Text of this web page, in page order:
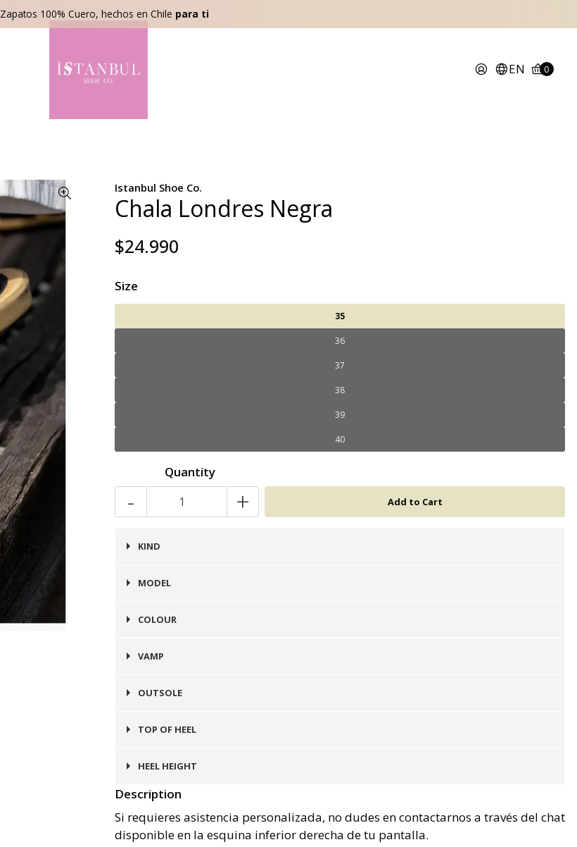
Zapatos 100% Cuero, hechos en Chile para ti
EN 0
Istanbul Shoe Co.
Chala Londres Negra
$24.990
Size
35
36
37
38
39
40
Quantity
- +
KIND
Chala
MODEL
Chala
COLOUR
Negro
VAMP
Cuero
OUTSOLE
Goma
TOP OF HEEL
Goma
HEEL HEIGHT
2 cms
Description
Si requieres asistencia personalizada, no dudes en contactarnos a través del chat
disponible en la esquina inferior derecha de tu pantalla.